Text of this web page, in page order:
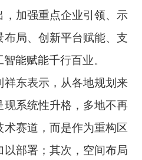
加强重点企业引领、示
局、创新平台赋能、支
能赋能千行百业。
东表示，从各地规划来
系统性升格，多地不再
赛道，而是作为重构区
部署；其次，空间布局